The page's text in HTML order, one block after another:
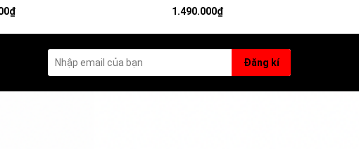
vòng tay hình trái
hình chiếc túi màu đỏ tráng men, chữ
“Fu” hay “ Phú - Phúc”. (chỉ gồm hạt
Charm - không gồm vòng tay).
1.490.000₫
hạt
Đăng kí